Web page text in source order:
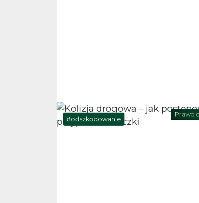
Prawo
odszkodowanie